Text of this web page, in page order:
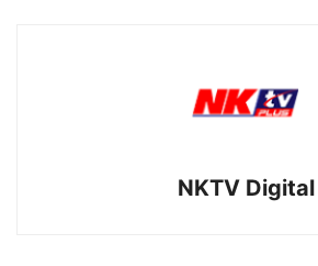
NKTV Digital